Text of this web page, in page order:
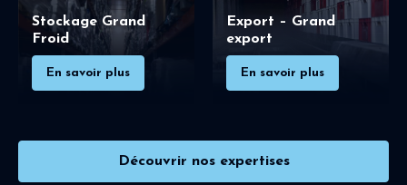
Stockage Grand
Froid
En savoir plus
Export – Grand
export
En savoir plus
Découvrir nos expertises